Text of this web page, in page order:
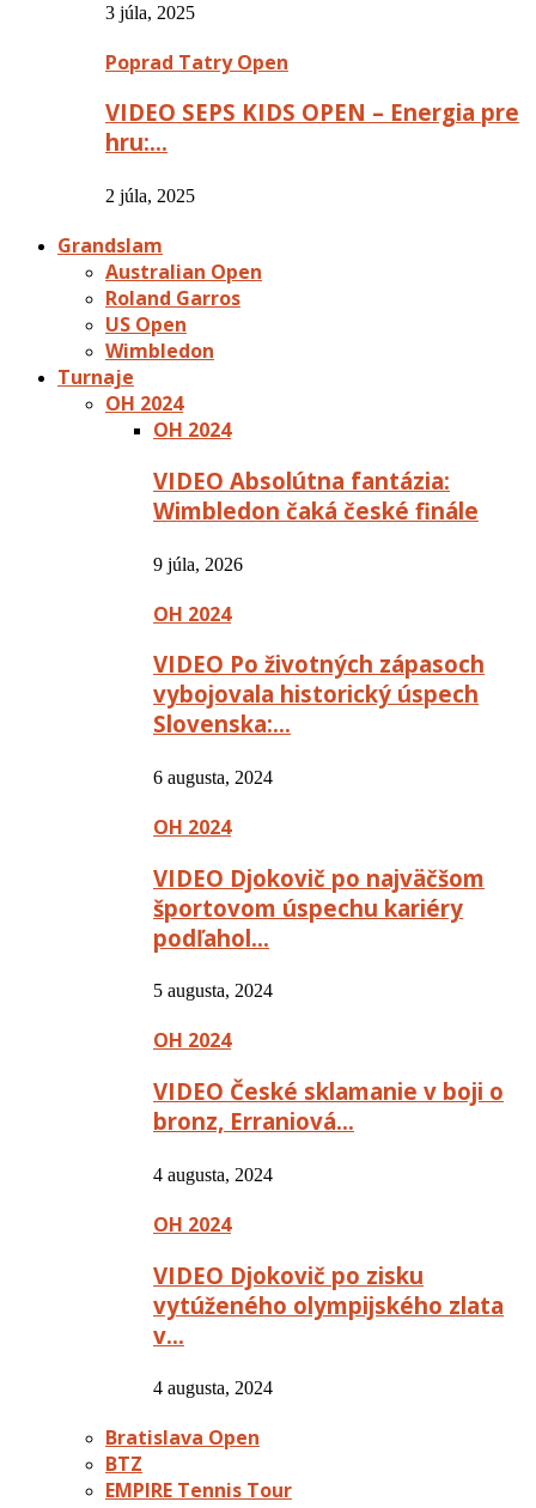
3 júla, 2025
Poprad Tatry Open
VIDEO SEPS KIDS OPEN – Energia pre
hru:…
2 júla, 2025
Grandslam
Australian Open
Roland Garros
US Open
Wimbledon
Turnaje
OH 2024
OH 2024
VIDEO Absolútna fantázia:
Wimbledon čaká české finále
9 júla, 2026
OH 2024
VIDEO Po životných zápasoch
vybojovala historický úspech
Slovenska:…
6 augusta, 2024
OH 2024
VIDEO Djokovič po najväčšom
športovom úspechu kariéry
podľahol…
5 augusta, 2024
OH 2024
VIDEO České sklamanie v boji o
bronz, Erraniová…
4 augusta, 2024
OH 2024
VIDEO Djokovič po zisku
vytúženého olympijského zlata
v…
4 augusta, 2024
Bratislava Open
BTZ
EMPIRE Tennis Tour